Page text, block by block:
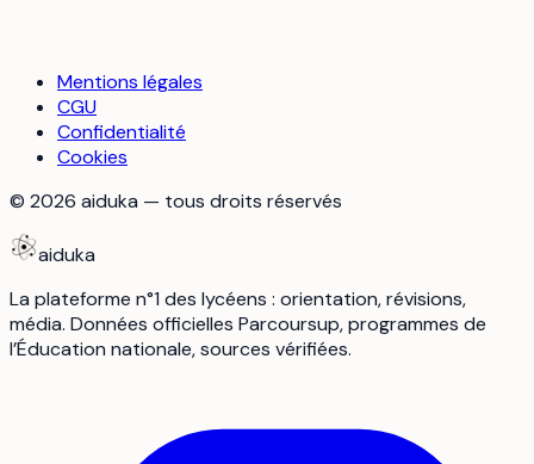
Mentions légales
CGU
Confidentialité
Cookies
© 2026 aiduka — tous droits réservés
aiduka
La plateforme n°1 des lycéens : orientation, révisions,
média. Données officielles Parcoursup, programmes de
l’Éducation nationale, sources vérifiées.